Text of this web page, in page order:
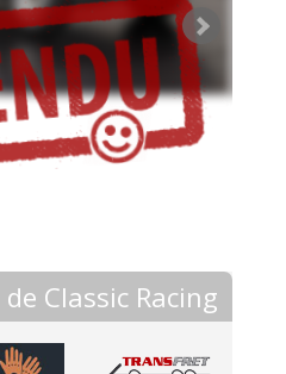
de Classic Racing